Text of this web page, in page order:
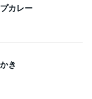
カレー
き